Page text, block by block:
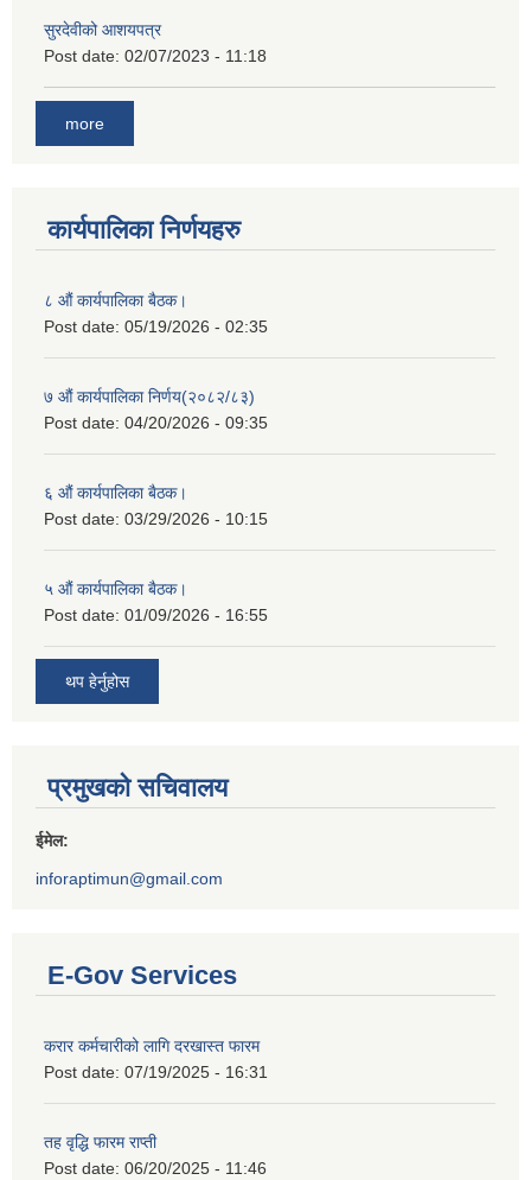
सुरदेवीको आशयपत्र
Post date: 02/07/2023 - 11:18
more
कार्यपालिका निर्णयहरु
८ औं कार्यपालिका बैठक।
Post date: 05/19/2026 - 02:35
७ औं कार्यपालिका निर्णय(२०८२/८३)
Post date: 04/20/2026 - 09:35
६ औं कार्यपालिका बैठक।
Post date: 03/29/2026 - 10:15
५ औं कार्यपालिका बैठक।
Post date: 01/09/2026 - 16:55
थप हेर्नुहोस
प्रमुखको सचिवालय
ईमेल:
inforaptimun@gmail.com
E-Gov Services
करार कर्मचारीको लागि दरखास्त फारम
Post date: 07/19/2025 - 16:31
तह वृद्धि फारम राप्ती
Post date: 06/20/2025 - 11:46